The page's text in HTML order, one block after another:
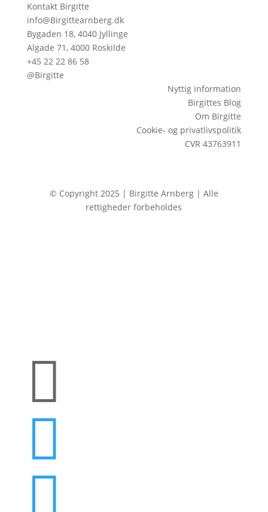
Kontakt Birgitte
info@Birgittearnberg.dk
Bygaden 18, 4040 Jyllinge
Algade 71, 4000 Roskilde
+45 22 22 86 58
@Birgitte
Nyttig information
Birgittes Blog
Om Birgitte
Cookie- og privatlivspolitik
CVR 43763911
© Copyright 2025 | Birgitte Arnberg | Alle
rettigheder forbeholdes


